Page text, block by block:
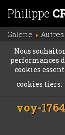
Philippe
Galerie
Nous
performances
cookies
cookies tiers:
voy-